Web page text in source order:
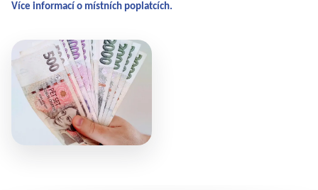
Více informací o místních poplatcích.